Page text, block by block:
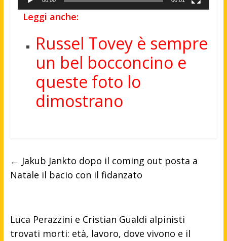
Leggi anche:
Russel Tovey è sempre
un bel bocconcino e
queste foto lo
dimostrano
← Jakub Jankto dopo il coming out posta a
Natale il bacio con il fidanzato
Luca Perazzini e Cristian Gualdi alpinisti
trovati morti: età, lavoro, dove vivono e il